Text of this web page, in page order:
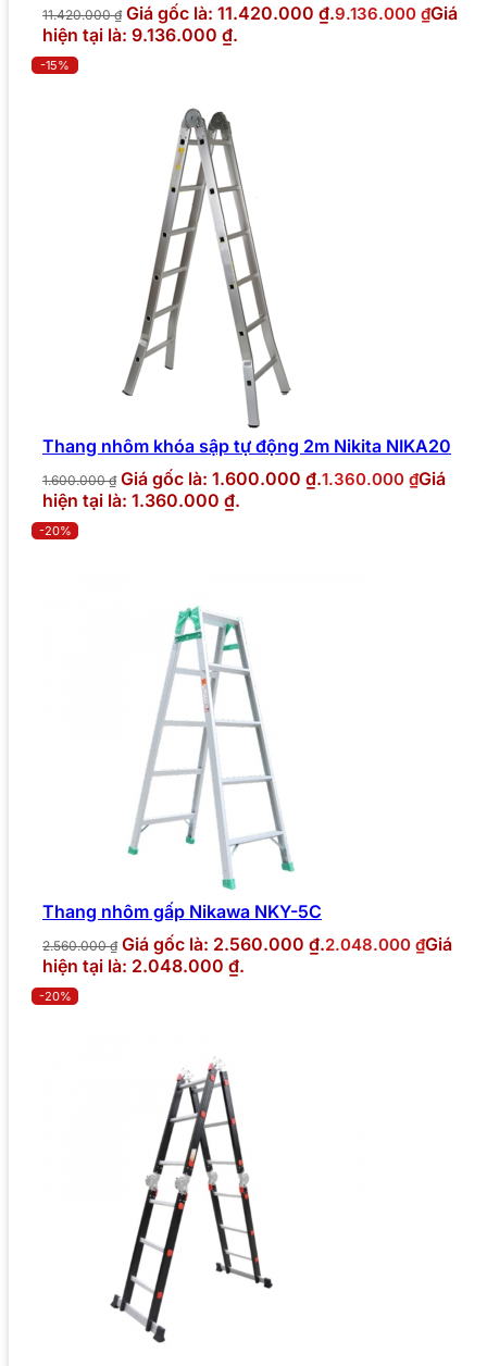
11.420.000₫ Giá gốc là: 11.420.000 ₫.9.136.000 ₫Giá
hiện tại là: 9.136.000 ₫.
-15%
Thang nhôm khóa sập tự động 2m Nikita NIKA20
1.600.000₫ Giá gốc là: 1.600.000 ₫.1.360.000 ₫Giá
hiện tại là: 1.360.000 ₫.
-20%
Thang nhôm gấp Nikawa NKY-5C
2.560.000₫ Giá gốc là: 2.560.000 ₫.2.048.000 ₫Giá
hiện tại là: 2.048.000 ₫.
-20%